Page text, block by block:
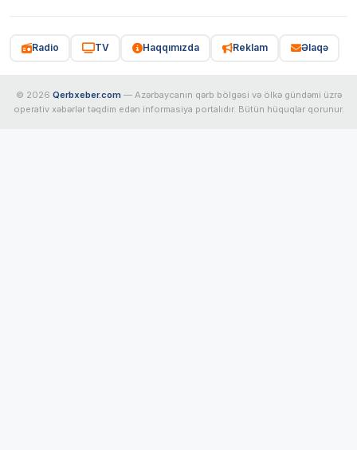
Radio TV Haqqımızda Reklam Əlaqə
© 2026 Qerbxeber.com — Azərbaycanın qərb bölgəsi və ölkə gündəmi üzrə
operativ xəbərlər təqdim edən informasiya portalıdır. Bütün hüquqlar qorunur.